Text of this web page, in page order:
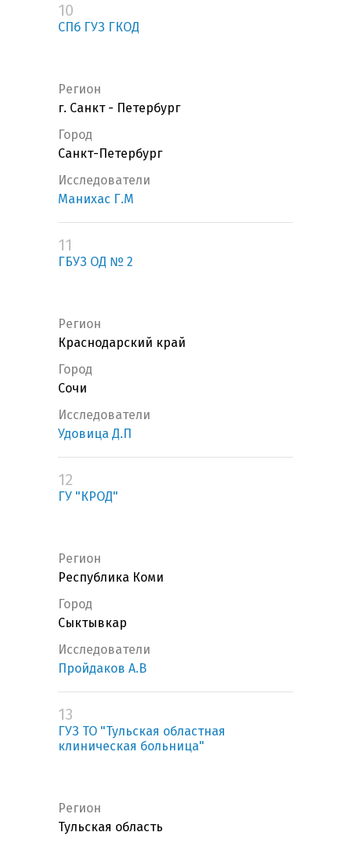
10
СПб ГУЗ ГКОД
Регион
г. Санкт - Петербург
Город
Санкт-Петербург
Исследователи
Манихас Г.М
11
ГБУЗ ОД № 2
Регион
Краснодарский край
Город
Сочи
Исследователи
Удовица Д.П
12
ГУ "КРОД"
Регион
Республика Коми
Город
Сыктывкар
Исследователи
Пройдаков А.В
13
ГУЗ ТО "Тульская областная
клиническая больница"
Регион
Тульская область